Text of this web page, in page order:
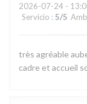
2026-07-24 -
Servicio : 5/5
très agréable
cadre et accueil